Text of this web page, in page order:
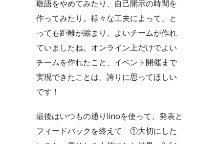
敬語をやめてみたり、自己開示の時間を
作ってみたり。様々な工夫によって、と
っても距離が縮まり、よいチームが作れ
ていましたね。オンライン上だけでよい
チームを作れたこと、イベント開催まで
実現できたことは、誇りに思ってほしい
です！
最後はいつもの通りlinoを使って、発表と
フィードバックを終えて ①大切にした